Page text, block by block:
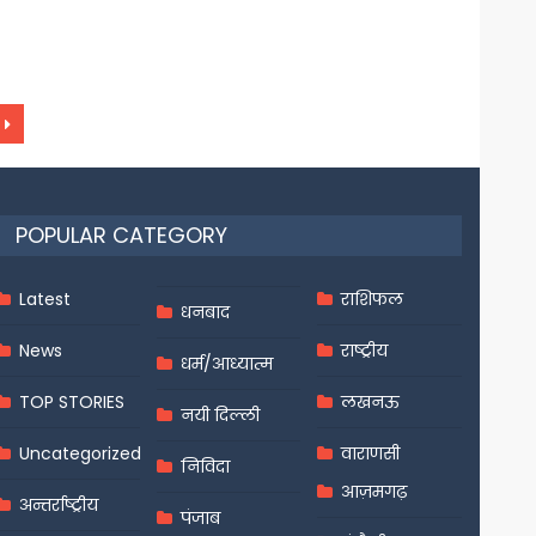
POPULAR CATEGORY
Latest
News
TOP STORIES
Uncategorized
अन्तर्राष्ट्रीय
धनबाद
धर्म/आध्यात्म
नयी दिल्ली
निविदा
पंजाब
राशिफल
राष्ट्रीय
लखनऊ
वाराणसी
आज़मगढ़